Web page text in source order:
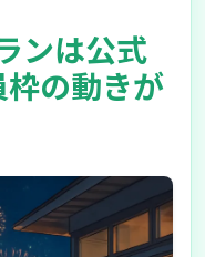
分で、混雑日ほど計
ウト時刻も前提に
7選を整理します
きポイントを整理
ンは公式
の動きが